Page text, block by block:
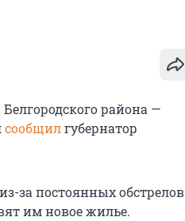
района —
сообщилгубернатор
за постоянных обстрелов
им новое жилье.